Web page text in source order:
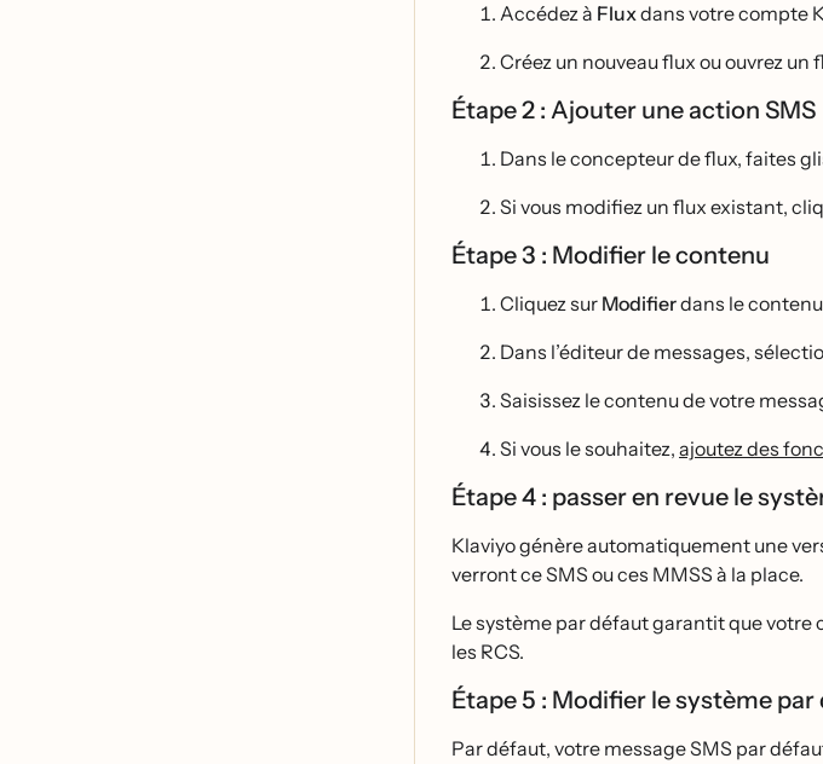
Accédez à Fluxdans votre compte
Créez un nouveau flux ou ouvrez un
Étape 2 : Ajouter une action SMS
Dans le concepteur de flux, faites
Si vous modifiez un flux existant,
Étape 3 : Modifier le contenu
Cliquez sur Modifierdans le
Dans l’éditeur de messages,
Saisissez le contenu de votre
Si vous le souhaitez, ajoutez des
Étape 4 : passer en revue le
Klaviyo génère automatiquement une
verront ce SMS ou ces MMSS à la place.
Le système par défaut garantit que votre
les RCS.
Étape 5 : Modifier le système
Par défaut, votre message SMS par